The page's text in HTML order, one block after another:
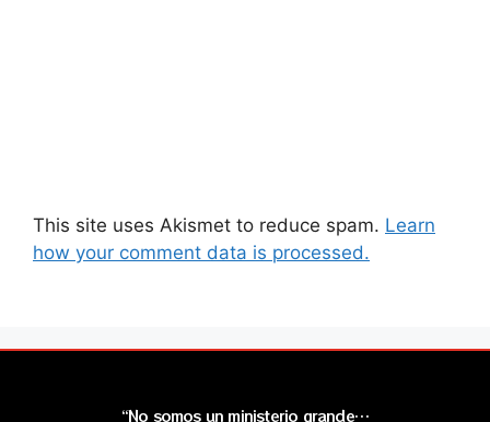
This site uses Akismet to reduce spam. Learn
how your comment data is processed.
“No somos un ministerio grande…